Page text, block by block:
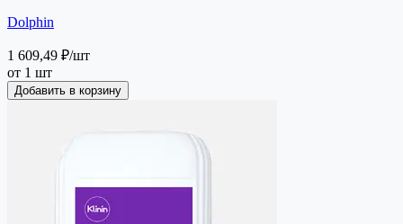
Dolphin
1 609,49 ₽/шт
от 1 шт
Добавить в корзину